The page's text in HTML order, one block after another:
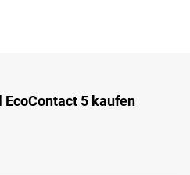
5 kaufen